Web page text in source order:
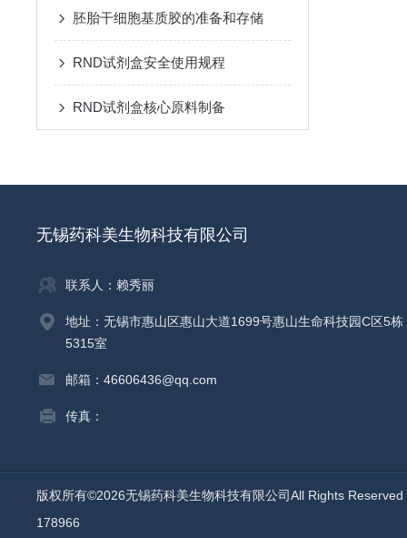
胚胎干细胞基质胶的准备和存储
RND试剂盒安全使用规程
RND试剂盒核心原料制备
无锡药科美生物科技有限公司
联系人：赖秀丽
地址：无锡市惠山区惠山大道1699号惠山生命科技园C区5栋
5315室
邮箱：46606436@qq.com
传真：
版权所有©2026无锡药科美生物科技有限公司All Rights
178966